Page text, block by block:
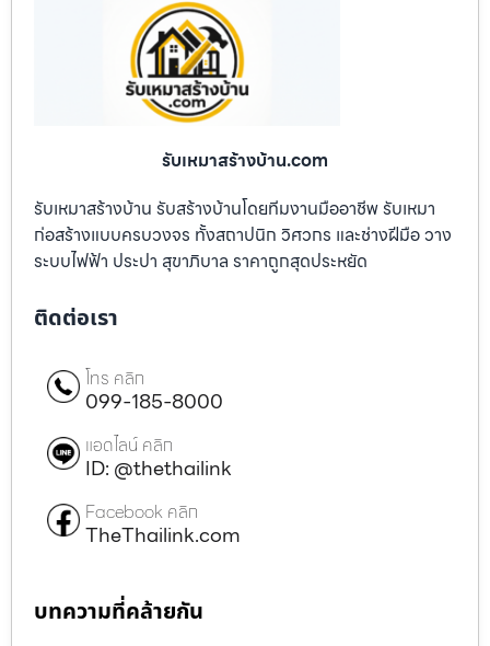
รับเหมาสร้างบ้าน.com
รับเหมาสร้างบ้าน รับสร้างบ้านโดยทีมงานมืออาชีพ รับเหมา
ก่อสร้างแบบครบวงจร ทั้งสถาปนิก วิศวกร และช่างฝีมือ วาง
ระบบไฟฟ้า ประปา สุขาภิบาล ราคาถูกสุดประหยัด
ติดต่อเรา
โทร คลิก
099-185-8000
แอดไลน์ คลิก
ID: @thethailink
Facebook คลิก
TheThailink.com
บทความที่คล้ายกัน